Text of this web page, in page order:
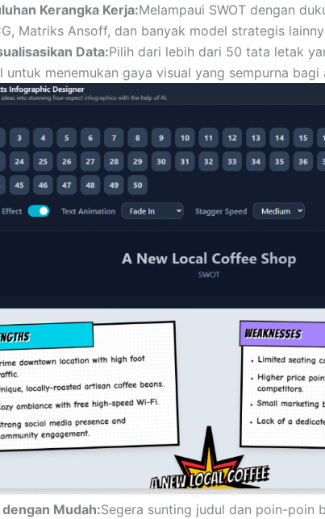
Kerangka Kerja:Melampaui SWOT dengan
Matriks Ansoff, dan banyak model strategis
Data:Pilih dari lebih dari 50 tata letak
untuk menemukan gaya visual yang sempurna bagi
Mudah:Segera sunting judul dan poin-poin